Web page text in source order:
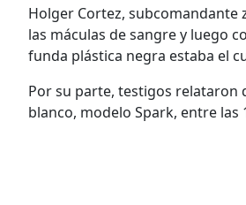
Holger Cortez, subcomandante
las máculas de sangre y luego
funda plástica negra estaba el
Por su parte, testigos relataron
blanco, modelo Spark, entre las